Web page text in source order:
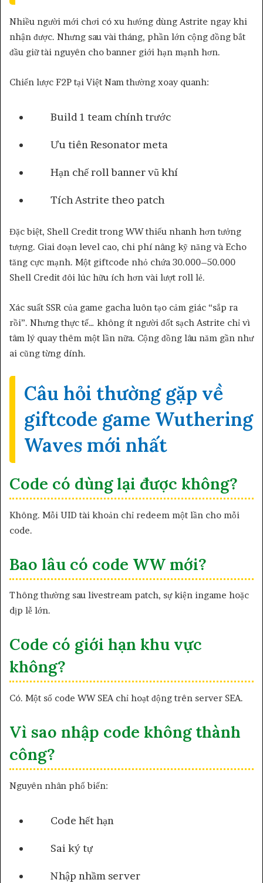
Nhiều người mới chơi có xu hướng dùng Astrite ngay khi
nhận được. Nhưng sau vài tháng, phần lớn cộng đồng bắt
đầu giữ tài nguyên cho banner giới hạn mạnh hơn.
Chiến lược F2P tại Việt Nam thường xoay quanh:
Build 1 team chính trước
Ưu tiên Resonator meta
Hạn chế roll banner vũ khí
Tích Astrite theo patch
Đặc biệt, Shell Credit trong WW thiếu nhanh hơn tưởng
tượng. Giai đoạn level cao, chi phí nâng kỹ năng và Echo
tăng cực mạnh. Một giftcode nhỏ chứa 30.000–50.000
Shell Credit đôi lúc hữu ích hơn vài lượt roll lẻ.
Xác suất SSR của game gacha luôn tạo cảm giác “sắp ra
rồi”. Nhưng thực tế… không ít người đốt sạch Astrite chỉ vì
tâm lý quay thêm một lần nữa. Cộng đồng lâu năm gần như
ai cũng từng dính.
Câu hỏi thường gặp về
giftcode game Wuthering
Waves mới nhất
Code có dùng lại được không?
Không. Mỗi UID tài khoản chỉ redeem một lần cho mỗi
code.
Bao lâu có code WW mới?
Thông thường sau livestream patch, sự kiện ingame hoặc
dịp lễ lớn.
Code có giới hạn khu vực
không?
Có. Một số code WW SEA chỉ hoạt động trên server SEA.
Vì sao nhập code không thành
công?
Nguyên nhân phổ biến:
Code hết hạn
Sai ký tự
Nhập nhầm server